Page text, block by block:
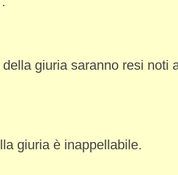
giuria saranno resi noti
giuria è inappellabile.